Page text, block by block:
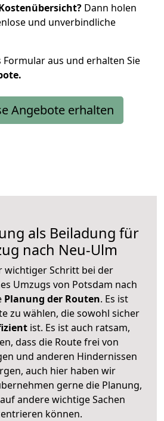
Dann holen
und unverbindliche
Formular aus und erhalten Sie
Angebote erhalten
als Beiladung für
nach Neu-Ulm
wichtiger Schritt bei der
Umzugs von Potsdam nach
Planung der Routen. Es ist
zu wählen, die sowohl sicher
ist. Es ist auch ratsam,
dass die Route frei von
und anderen Hindernissen
auch hier haben wir
gerne die Planung,
andere wichtige Sachen
können.